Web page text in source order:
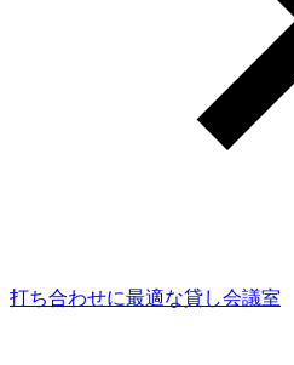
打ち合わせに最適な貸し会議室